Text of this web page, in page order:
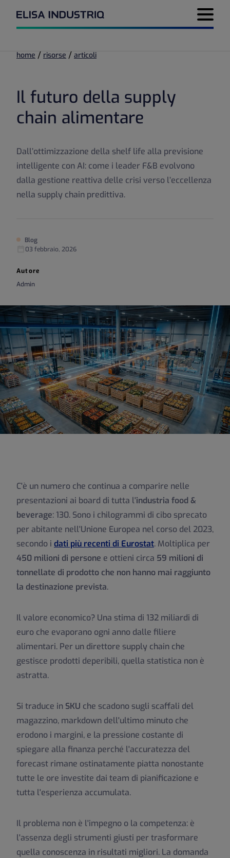
Menu di
home / risorse / articoli
Il futuro della supply
chain alimentare
Dall’ottimizzazione della shelf life alla previsione
intelligente con AI: come i leader F&B evolvono
dalla gestione reattiva delle crisi verso l’eccellenza
nella supply chain predittiva.
Blog
03 febbraio, 2026
Autore
Admin
C'è un numero che continua a comparire nelle
presentazioni ai board di tutta l'industria food &
beverage: 130. Sono i chilogrammi di cibo sprecato
per abitante nell'Unione Europea nel corso del 2023,
secondo i dati più recenti di Eurostat. Moltiplica per
450 milioni di persone e ottieni circa 59 milioni di
tonnellate di prodotto che non hanno mai raggiunto
la destinazione prevista.
Il valore economico? Una stima di 132 miliardi di
euro che evaporano ogni anno dalle filiere
alimentari. Per un direttore supply chain che
gestisce prodotti deperibili, quella statistica non è
astratta.
Si traduce in SKU che scadono sugli scaffali del
magazzino, markdown dell'ultimo minuto che
erodono i margini, e la pressione costante di
spiegare alla finanza perché l'accuratezza del
forecast rimane ostinatamente piatta nonostante
tutte le ore investite dai team di pianificazione e
tutta l'esperienza accumulata.
Il problema non è l'impegno o la competenza: è
l'assenza degli strumenti giusti per trasformare
quella conoscenza in risultati migliori. La domanda